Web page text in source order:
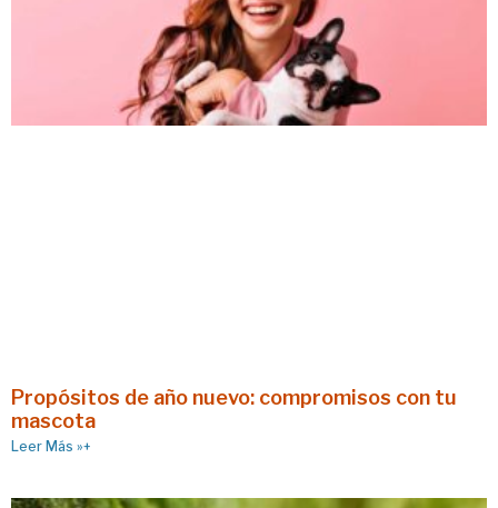
Propósitos de año nuevo: compromisos con tu
mascota
Leer Más »+